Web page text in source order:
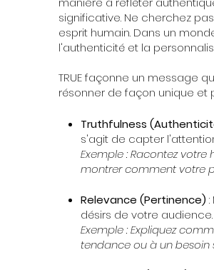
significative. Ne cherchez
esprit humain. Dans un
l'authenticité et la
TRUE façonne un message
résonner de façon unique et
Truthfulness
s'agit de capter
Exemple : Racontez
montrer comment votre
Relevance (Pertinence)
désirs de votre audience.
Exemple : Expliquez
tendance ou à un besoin